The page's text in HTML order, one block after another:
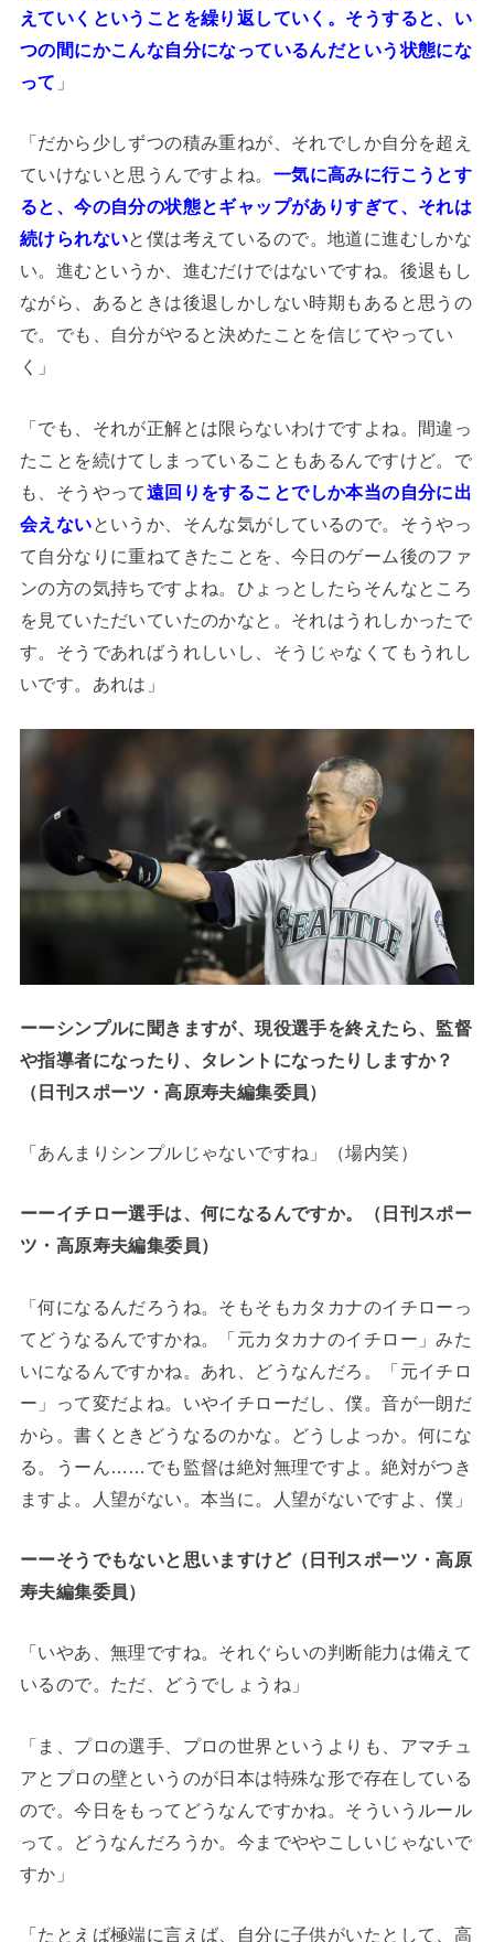
えていくということを繰り返していく。そうすると、い
つの間にかこんな自分になっているんだという状態にな
って 」
「だから少しずつの積み重ねが、それでしか自分を超え
ていけないと思うんですよね。 一気に高みに行こうとす
ると、今の自分の状態とギャップがありすぎて、それは
続けられないと僕は考えているので。地道に進むしかな
い。進むというか、進むだけではないですね。後退もし
ながら、あるときは後退しかしない時期もあると思うの
で。でも、自分がやると決めたことを信じてやってい
く」
「でも、それが正解とは限らないわけですよね。間違っ
たことを続けてしまっていることもあるんですけど。で
も、そうやって遠回りをすることでしか本当の自分に出
会えないというか、そんな気がしているので。そうやっ
て自分なりに重ねてきたことを、今日のゲーム後のファ
ンの方の気持ちですよね。ひょっとしたらそんなところ
を見ていただいていたのかなと。それはうれしかったで
す。そうであればうれしいし、そうじゃなくてもうれし
いです。あれは」
ーーシンプルに聞きますが、現役選手を終えたら、監督
や指導者になったり、タレントになったりしますか？
（日刊スポーツ・高原寿夫編集委員）
「あんまりシンプルじゃないですね」（場内笑）
ーーイチロー選手は、何になるんですか。（日刊スポー
ツ・高原寿夫編集委員）
「何になるんだろうね。そもそもカタカナのイチローっ
てどうなるんですかね。「元カタカナのイチロー」みた
いになるんですかね。あれ、どうなんだろ。「元イチロ
ー」って変だよね。いやイチローだし、僕。音が一朗だ
から。書くときどうなるのかな。どうしよっか。何にな
る。うーん……でも監督は絶対無理ですよ。絶対がつき
ますよ。人望がない。本当に。人望がないですよ、僕」
ーーそうでもないと思いますけど（日刊スポーツ・高原
寿夫編集委員）
「いやあ、無理ですね。それぐらいの判断能力は備えて
いるので。ただ、どうでしょうね」
「ま、プロの選手、プロの世界というよりも、アマチュ
アとプロの壁というのが日本は特殊な形で存在している
ので。今日をもってどうなんですかね。そういうルール
って。どうなんだろうか。今までややこしいじゃないで
すか」
「たとえば極端に言えば、自分に子供がいたとして、高